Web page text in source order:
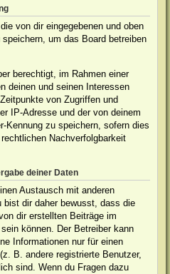
von dir eingegebenen und oben
um das Board betreiben
berechtigt, im Rahmen einer
deinen und seinen Interessen
von Zugriffen und
IP-Adresse und der von deinem
Kennung zu speichern, sofern dies
Nachverfolgbarkeit
deiner Daten
Austausch mit anderen
bist dir daher bewusst, dass die
dir erstellten Beiträge im
können. Der Betreiber kann
Informationen nur für einen
B. andere registrierte Benutzer,
sind. Wenn du Fragen dazu